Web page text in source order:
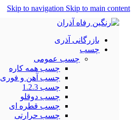
Skip to navigation Skip to main content
بازرگانی آذری
چسب
چسب عمومی
چسب همه کاره
چسب آهن و فوری
چسب 1.2.3
چسب دوقلو
چسب قطره ای
چسب حرارتی